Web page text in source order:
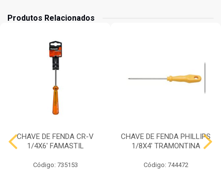
Produtos Relacionados
CHAVE DE FENDA CR-V
1/4X6' FAMASTIL
Código: 735153
CHAVE DE FENDA PHILLIPS
1/8X4' TRAMONTINA
Código: 744472